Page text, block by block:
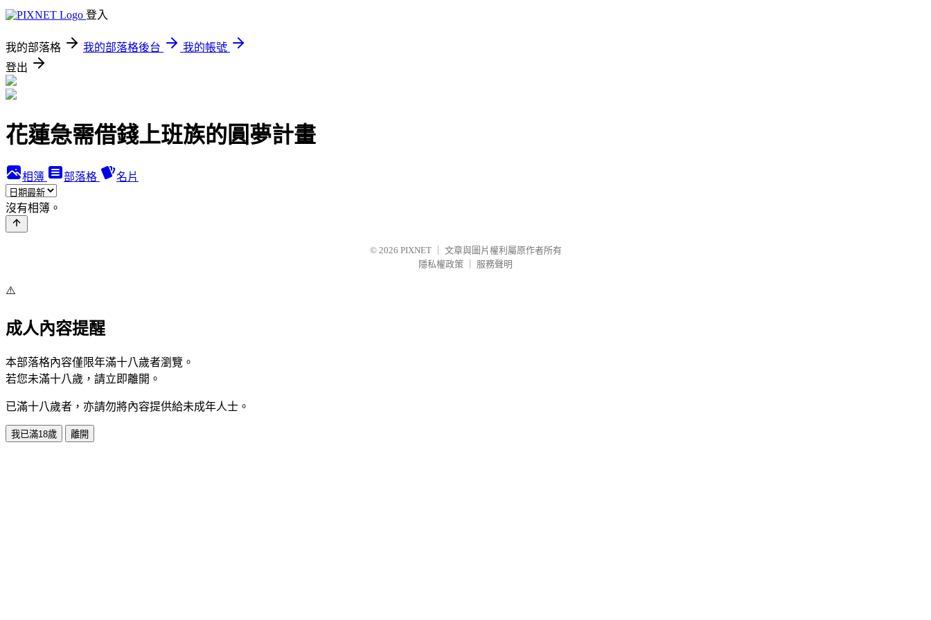
登入
我的部落格 我的部落格後台
我的帳號
登出
花蓮急需借錢上班族的圓夢計畫
相簿 部落格 名片
沒有相簿。
© 2026 PIXNET
文章與圖片權利屬原作者所有
隱私權政策
服務聲明
⚠️
成人內容提醒
本部落格內容僅限年滿十八歲者瀏覽。
若您未滿十八歲，請立即離開。
已滿十八歲者，亦請勿將內容提供給未成年人士。
我已滿18歲 離開